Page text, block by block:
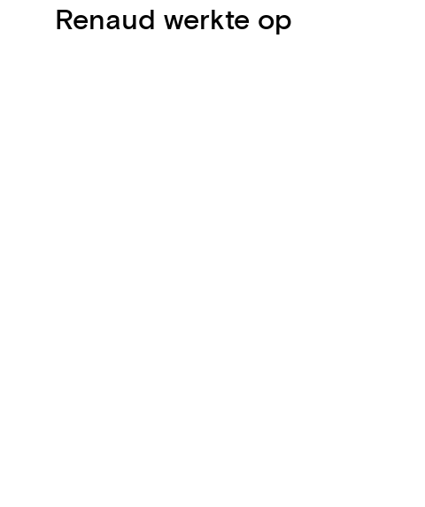
Projecten
Renaud werkte op